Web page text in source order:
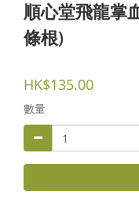
順心堂飛龍掌
條根)
HK$135.00
數量